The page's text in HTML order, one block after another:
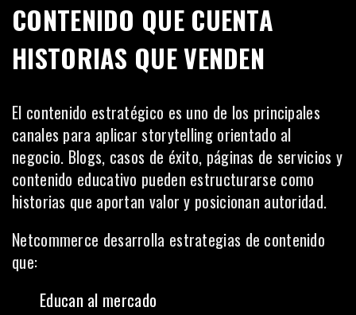
CONTENIDO QUE CUENTA
HISTORIAS QUE VENDEN
El contenido estratégico es uno de los principales
canales para aplicar storytelling orientado al
negocio. Blogs, casos de éxito, páginas de servicios y
contenido educativo pueden estructurarse como
historias que aportan valor y posicionan autoridad.
Netcommerce desarrolla estrategias de contenido
que:
Educan al mercado